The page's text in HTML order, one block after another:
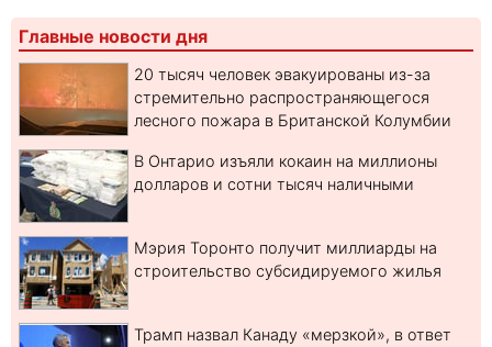
Главные новости дня
20 тысяч человек эвакуированы из-за
стремительно распространяющегося
лесного пожара в Британской Колумбии
В Онтарио изъяли кокаин на миллионы
долларов и сотни тысяч наличными
Мэрия Торонто получит миллиарды на
строительство субсидируемого жилья
Трамп назвал Канаду «мерзкой», в ответ